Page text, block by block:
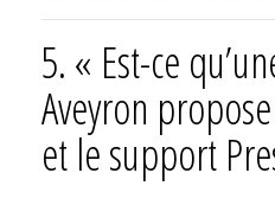
5. « Est-ce
Aveyron
et le support